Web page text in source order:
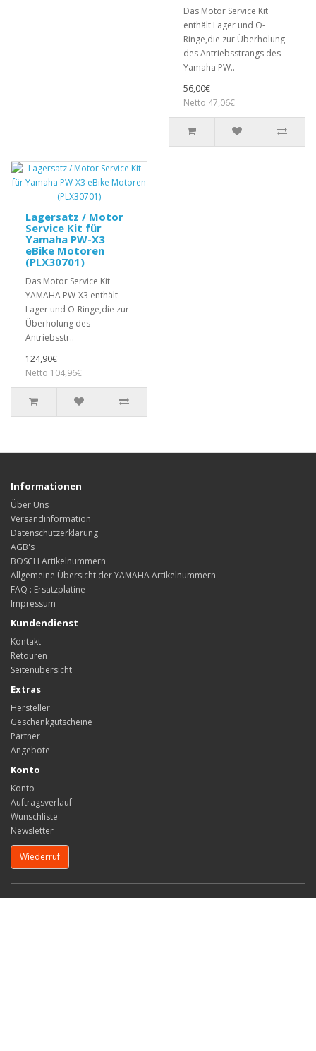
Das Motor Service Kit
enthält Lager und O-
Ringe,die zur Überholung
des Antriebsstrangs des
Yamaha PW..
56,00€
Netto 47,06€
Lagersatz / Motor
Service Kit für
Yamaha PW-X3
eBike Motoren
(PLX30701)
Das Motor Service Kit
YAMAHA PW-X3 enthält
Lager und O-Ringe,die zur
Überholung des
Antriebsstr..
124,90€
Netto 104,96€
Informationen
Über Uns
Versandinformation
Datenschutzerklärung
AGB's
BOSCH Artikelnummern
Allgemeine Übersicht der YAMAHA Artikelnummern
FAQ : Ersatzplatine
Impressum
Kundendienst
Kontakt
Retouren
Seitenübersicht
Extras
Hersteller
Geschenkgutscheine
Partner
Angebote
Konto
Konto
Auftragsverlauf
Wunschliste
Newsletter
Wiederruf